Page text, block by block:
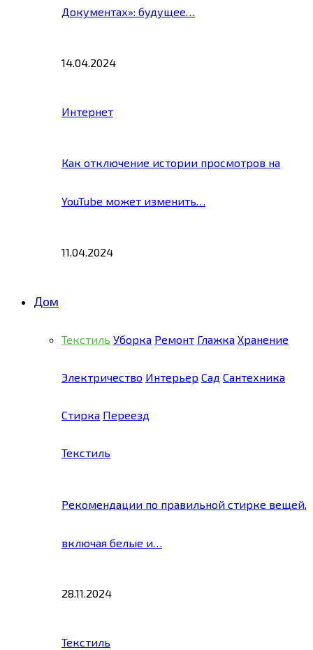
Документах»: будущее…
14.04.2024
Интернет
Как отключение истории просмотров на
YouTube может изменить…
11.04.2024
Дом
Текстиль Уборка Ремонт Глажка Хранение
Электричество Интерьер Сад Сантехника
Стирка Переезд
Текстиль
Рекомендации по правильной стирке вещей,
включая белые и…
28.11.2024
Текстиль